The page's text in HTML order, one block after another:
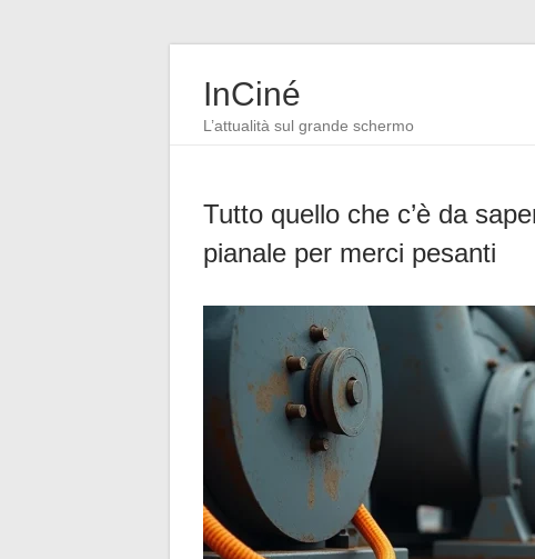
InCiné
L’attualità sul grande schermo
Tutto quello che c’è da
pianale per merci pesanti